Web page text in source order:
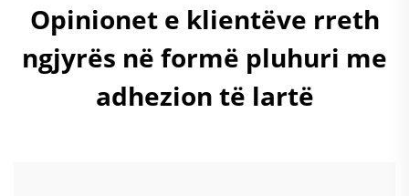
Opinionet e klientëve rreth
ngjyrës në formë pluhuri me
adhezion të lartë